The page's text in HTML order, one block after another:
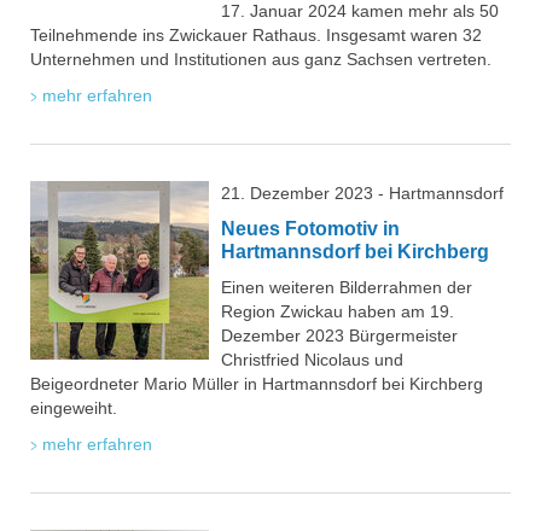
17. Januar 2024 kamen mehr als 50
Teilnehmende ins Zwickauer Rathaus. Insgesamt waren 32
Unternehmen und Institutionen aus ganz Sachsen vertreten.
mehr erfahren
21. Dezember 2023 - Hartmannsdorf
Neues Fotomotiv in
Hartmannsdorf bei Kirchberg
Einen weiteren Bilderrahmen der
Region Zwickau haben am 19.
Dezember 2023 Bürgermeister
Christfried Nicolaus und
Beigeordneter Mario Müller in Hartmannsdorf bei Kirchberg
eingeweiht.
mehr erfahren